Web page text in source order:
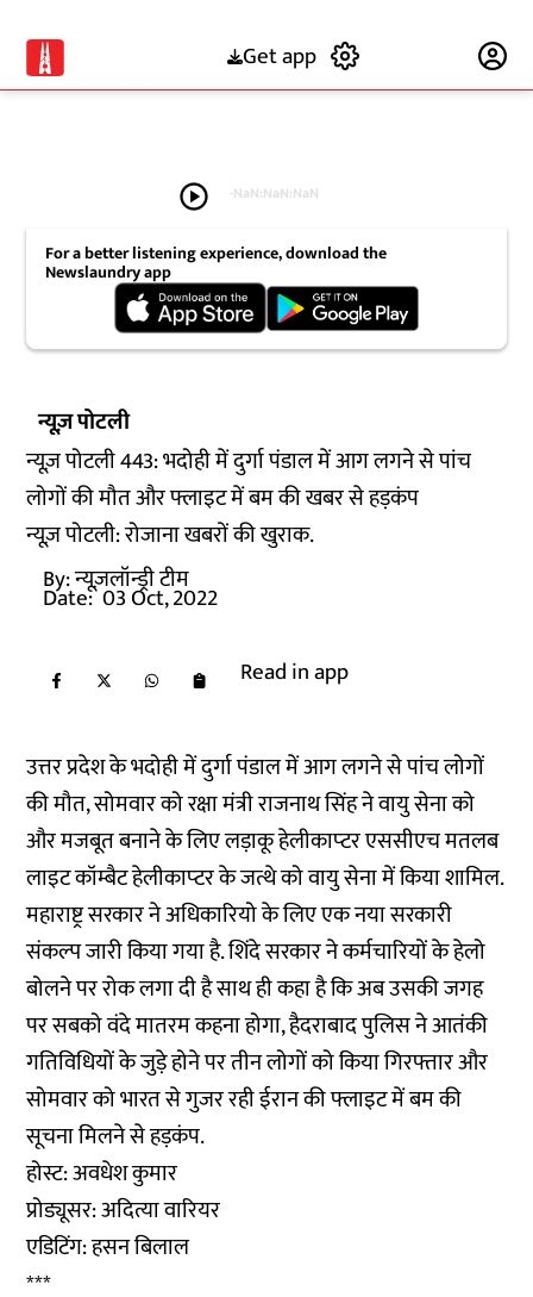
Get app
play_circle -NaN:NaN:NaN
For a better listening experience, download the
Newslaundry app
न्यूज़ पोटली
न्यूज़ पोटली 443: भदोही में दुर्गा पंडाल में आग लगने से पांच
लोगों की मौत और फ्लाइट में बम की खबर से हड़कंप
न्यूज़ पोटली: रोजाना खबरों की खुराक.
By:न्यूज़लॉन्ड्री टीम
Date: 03 Oct, 2022
Read in app
उत्तर प्रदेश के भदोही में दुर्गा पंडाल में आग लगने से पांच लोगों
की मौत, सोमवार को रक्षा मंत्री राजनाथ सिंह ने वायु सेना को
और मजबूत बनाने के लिए लड़ाकू हेलीकाप्‍टर एससीएच मतलब
लाइट कॉम्बैट हेलीकाप्‍टर के जत्थे को वायु सेना में किया शामिल.
महाराष्ट्र सरकार ने अधिकारियो के लिए एक नया सरकारी
संकल्प जारी किया गया है. शिंदे सरकार ने कर्मचारियों के हेलो
बोलने पर रोक लगा दी है साथ ही कहा है कि अब उसकी जगह
पर सबको वंदे मातरम कहना होगा, हैदराबाद पुलिस ने आतंकी
गतिविधियों के जुड़े होने पर तीन लोगों को किया गिरफ्तार और
सोमवार को भारत से गुजर रही ईरान की फ्लाइट में बम की
सूचना मिलने से हड़कंप.
होस्ट: अवधेश कुमार
प्रोड्यूसर: अदित्या वारियर
एडिटिंग: हसन बिलाल
***